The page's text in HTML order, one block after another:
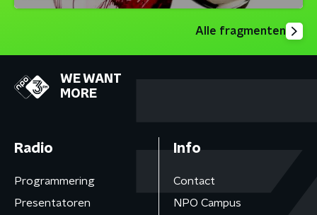
Alle fragmenten
WE WANT
MORE
Radio
Programmering
Presentatoren
Info
Contact
NPO Campus